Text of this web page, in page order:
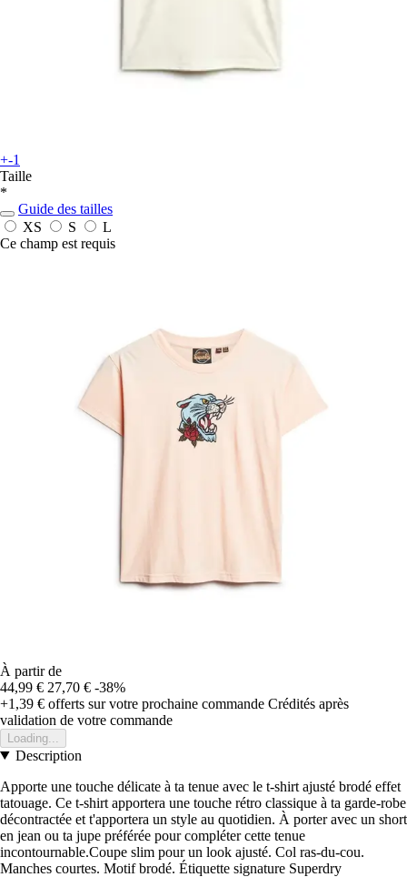
+-1
Taille
*
Guide des tailles
XS
S
L
Ce champ est requis
À partir de
44,99 € 27,70 € -38%
+1,39 € offerts sur votre prochaine commande Crédités après
validation de votre commande
Loading...
Description
Apporte une touche délicate à ta tenue avec le t-shirt ajusté brodé effet
tatouage. Ce t-shirt apportera une touche rétro classique à ta garde-robe
décontractée et t'apportera un style au quotidien. À porter avec un short
en jean ou ta jupe préférée pour compléter cette tenue
incontournable.Coupe slim pour un look ajusté. Col ras-du-cou.
Manches courtes. Motif brodé. Étiquette signature Superdry